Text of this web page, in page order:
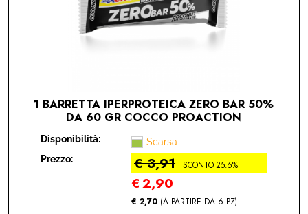
1 BARRETTA IPERPROTEICA ZERO BAR 50%
DA 60 GR COCCO PROACTION
Disponibilità:
Scarsa
Prezzo:
€ 3,91 SCONTO 25.6%
€2,90
€ 2,70 (A PARTIRE DA 6 PZ)